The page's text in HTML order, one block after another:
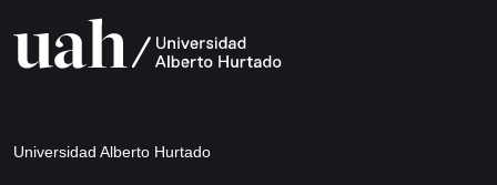
Universidad Alberto Hurtado